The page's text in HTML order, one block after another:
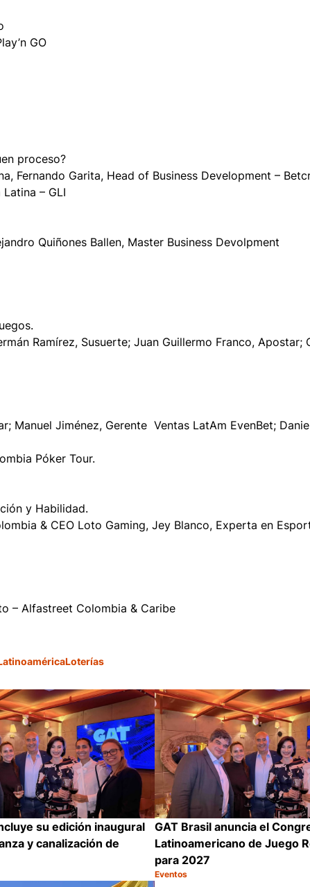
GO
proceso?
Fernando Garita, Head of Business Development –
– GLI
Quiñones Ballen, Master Business Devolpment
Ramírez, Susuerte; Juan Guillermo Franco, Apostar;
Manuel Jiménez, Gerente Ventas LatAm EvenBet;
Póker Tour.
y Habilidad.
& CEO Loto Gaming, Jey Blanco, Experta en
– Alfastreet Colombia & Caribe
Loterías
su edición inaugural
y canalización de
GAT Brasil anuncia el
Latinoamericano de Juego
para 2027
Categoría:
Eventos